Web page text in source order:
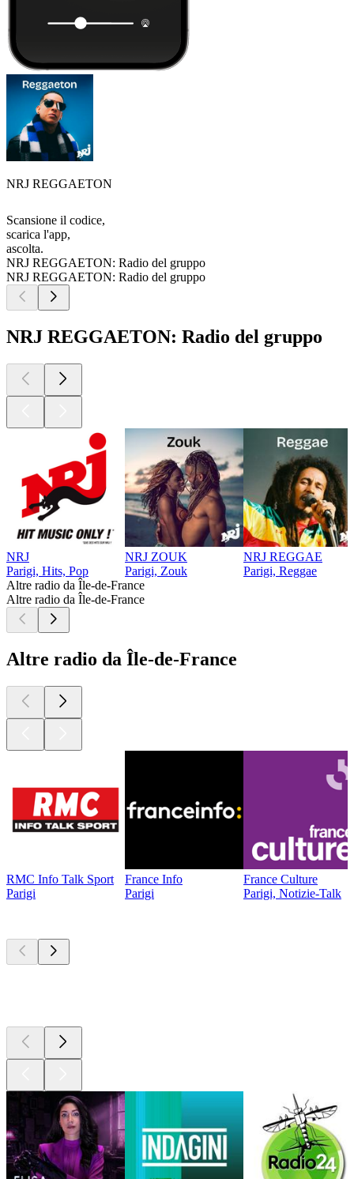
NRJ REGGAETON
Scansione il codice,
scarica l'app,
ascolta.
NRJ REGGAETON: Radio del gruppo
NRJ REGGAETON: Radio del gruppo
NRJ REGGAETON: Radio del gruppo
NRJ
Parigi, Hits, Pop
NRJ ZOUK
Parigi, Zouk
NRJ REGGAE
Parigi, Reggae
Altre radio da Île-de-France
Altre radio da Île-de-France
Altre radio da Île-de-France
RMC Info Talk Sport
Parigi
France Info
Parigi
France Culture
Parigi, Notizie-Talk